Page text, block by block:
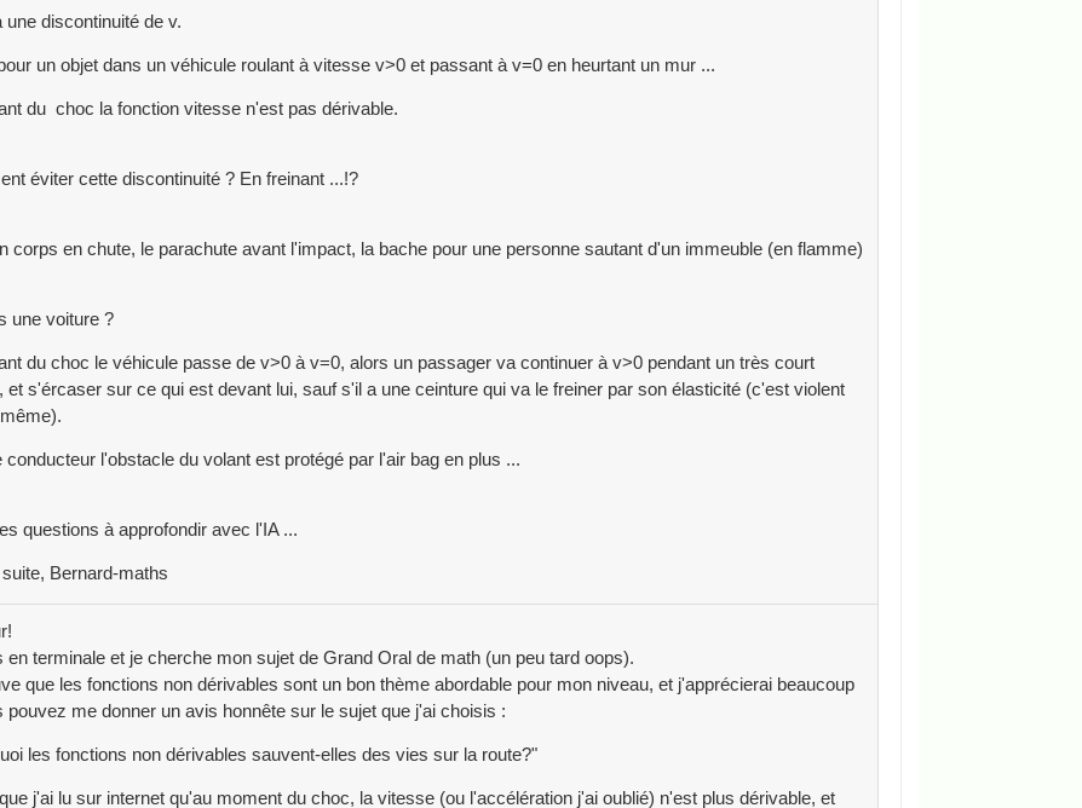
une discontinuité de v.
un objet dans un véhicule roulant à vitesse v>0 et passant à v=0 en heurtant un mur ...
du choc la fonction vitesse n'est pas dérivable.
éviter cette discontinuité ? En freinant ...!?
corps en chute, le parachute avant l'impact, la bache pour une personne sautant d'un immeuble (en flamme)
une voiture ?
du choc le véhicule passe de v>0 à v=0, alors un passager va continuer à v>0 pendant un très court
et s'ércaser sur ce qui est devant lui, sauf s'il a une ceinture qui va le freiner par son élasticité (c'est violent
conducteur l'obstacle du volant est protégé par l'air bag en plus ...
questions à approfondir avec l'IA ...
suite, Bernard-maths
en terminale et je cherche mon sujet de Grand Oral de math (un peu tard oops).
que les fonctions non dérivables sont un bon thème abordable pour mon niveau, et j'apprécierai beaucoup
pouvez me donner un avis honnête sur le sujet que j'ai choisis :
les fonctions non dérivables sauvent-elles des vies sur la route?"
j'ai lu sur internet qu'au moment du choc, la vitesse (ou l'accélération j'ai oublié) n'est plus dérivable, et